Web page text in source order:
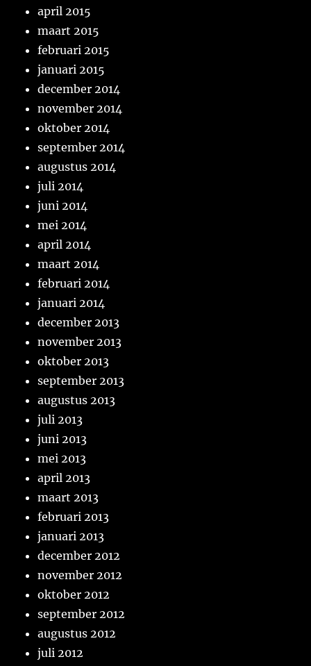
april 2015
maart 2015
februari 2015
januari 2015
december 2014
november 2014
oktober 2014
september 2014
augustus 2014
juli 2014
juni 2014
mei 2014
april 2014
maart 2014
februari 2014
januari 2014
december 2013
november 2013
oktober 2013
september 2013
augustus 2013
juli 2013
juni 2013
mei 2013
april 2013
maart 2013
februari 2013
januari 2013
december 2012
november 2012
oktober 2012
september 2012
augustus 2012
juli 2012